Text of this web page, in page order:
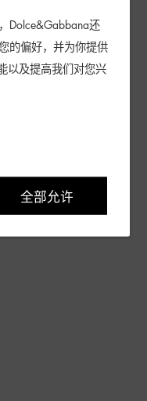
Dolce&Gabbana还
的偏好，并为你提供
以及提高我们对您兴
全部允许